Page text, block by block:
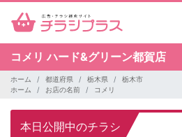
コメリハード&グリーン都賀店
ホーム 都道府県 栃木県
栃木市
ホーム
お店の名前 コメリ
本日公開中のチラシ